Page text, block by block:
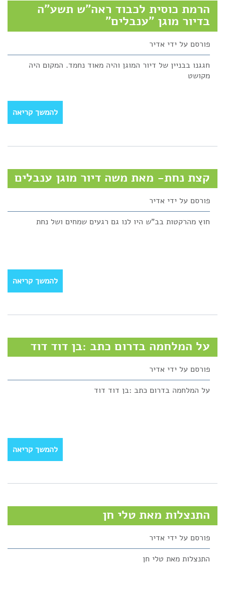
הרמת כוסית לכבוד ראה"ש תשע"ה
בדיור מוגן "ענבלים"
פורסם על ידי אדיר
חגגנו בבניין של דיור המוגן והיה מאוד נחמד. המקום היה
מקושט
להמשך קריאה
קצת נחת- מאת משה דיור מוגן ענבלים
פורסם על ידי אדיר
חוץ מהרקטות בב"ש היו לנו גם רגעים שמחים ושל נחת
להמשך קריאה
על המלחמה בדרום כתב :בן דוד דוד
פורסם על ידי אדיר
על המלחמה בדרום כתב :בן דוד דוד
להמשך קריאה
התנצלות מאת טלי חן
פורסם על ידי אדיר
התנצלות מאת טלי חן